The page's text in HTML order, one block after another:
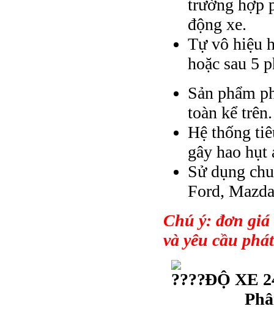
trường hợp
động xe.
Tự vô hiệu
hoặc sau 5
Sản phẩm
toàn kể trên.
Hệ thống
gây hao hụt
Sử dụng
Ford,
Chú ý: đơn
và yêu cầu
ĐỘ XE